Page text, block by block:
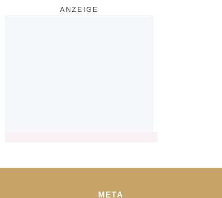
ANZEIGE
META